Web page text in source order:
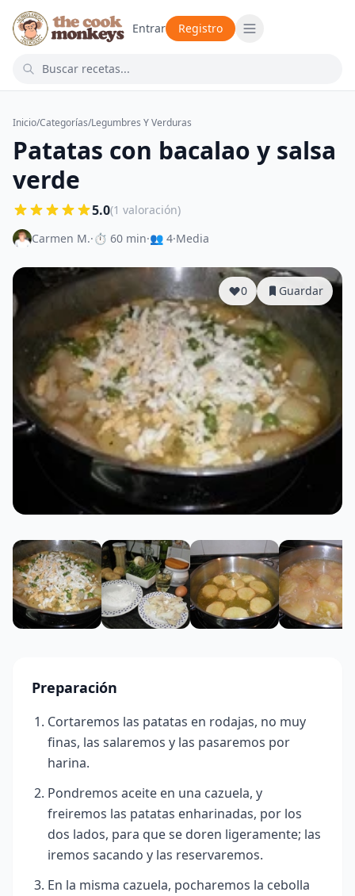
Entrar Registro
Inicio/Categorías/Legumbres Y Verduras
Patatas con bacalao y salsa
verde
5.0(1 valoración)
Carmen M.·⏱ 60 min·👥 4·Media
0 Guardar
Preparación
Cortaremos las patatas en rodajas, no muy
finas, las salaremos y las pasaremos por
harina.
Pondremos aceite en una cazuela, y
freiremos las patatas enharinadas, por los
dos lados, para que se doren ligeramente; las
iremos sacando y las reservaremos.
En la misma cazuela, pocharemos la cebolla